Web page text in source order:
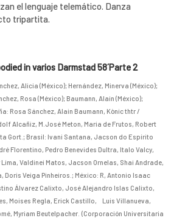
el lenguaje telemático. Danza
tripartita.
in varios Darmstad 58´Parte 2
Alicia (México); Hernández, Minerva (México);
Rosa (México); Baumann, Alain (México);
Rosa Sánchez, Alain Baumann, Kònic thtr /
Alcañiz, M.José Meton, Maria de Frutos, Robert
Gort. ; Brasil: Ivani Santana, Jacson do Espírito
Florentino, Pedro Benevides Dultra, Italo Valcy,
Valdinei Matos, Jacson Ornelas, Shai Andrade,
Doris Veiga Pinheiros. ; México: R, Antonio Isaac
Álvarez Calixto, José Alejandro Islas Calixto,
Moises Regla, Erick Castillo, Luis Villanueva,
Myriam Beutelpacher. (Corporación Universitaria